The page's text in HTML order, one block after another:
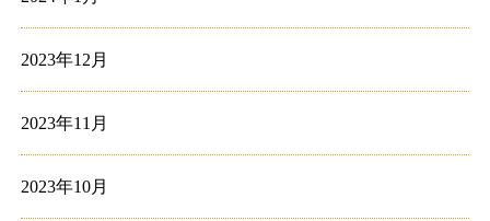
2023年12月
2023年11月
2023年10月